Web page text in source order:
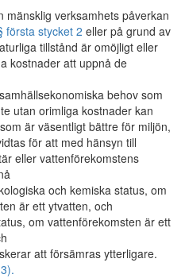
mänsklig verksamhets påverkan
första stycket 2 eller på grund av
tillstånd är omöjligt eller
kostnader att uppnå de
behov som
utan orimliga kostnader kan
är väsentligt bättre för miljön,
för att med hänsyn till
eller vattenförekomstens
och kemiska status, om
är ett ytvatten, och
om vattenförekomsten är ett
att försämras ytterligare.